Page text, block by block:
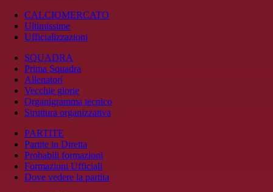
CALCIOMERCATO
Ultimissime
Ufficializzazioni
SQUADRA
Prima Squadra
Allenatori
Vecchie glorie
Organigramma tecnico
Struttura organizzativa
PARTITE
Partite in Diretta
Probabili formazioni
Formazioni Ufficiali
Dove vedere la partita